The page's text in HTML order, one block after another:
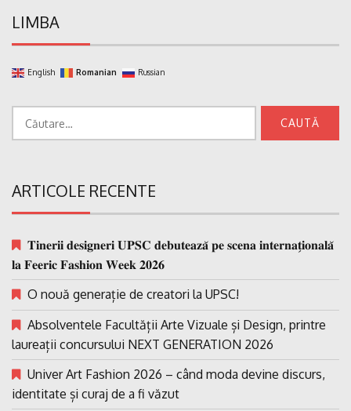
LIMBA
English Romanian Russian
ARTICOLE RECENTE
𝐓𝐢𝐧𝐞𝐫𝐢𝐢 𝐝𝐞𝐬𝐢𝐠𝐧𝐞𝐫𝐢 𝐔𝐏𝐒𝐂 𝐝𝐞𝐛𝐮𝐭𝐞𝐚𝐳𝐚̆ 𝐩𝐞 𝐬𝐜𝐞𝐧𝐚 𝐢𝐧𝐭𝐞𝐫𝐧𝐚𝐭̗𝐢𝐨𝐧𝐚𝐥𝐚̆
𝐥𝐚 𝐅𝐞𝐞𝐫𝐢𝐜 𝐅𝐚𝐬𝐡𝐢𝐨𝐧 𝐖𝐞𝐞𝐤 𝟐𝟎𝟐𝟔
O nouă generație de creatori la UPSC!
Absolventele Facultății Arte Vizuale și Design, printre
laureații concursului NEXT GENERATION 2026
Univer Art Fashion 2026 – când moda devine discurs,
identitate și curaj de a fi văzut